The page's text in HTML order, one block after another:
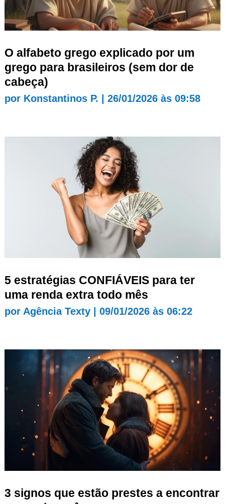
O alfabeto grego explicado por um
grego para brasileiros (sem dor de
cabeça)
por Konstantinos P. 26/01/2026 às 09:58
5 estratégias CONFIÁVEIS para ter
uma renda extra todo mês
por Agência Texty| 09/01/2026 às 06:22
3 signos que estão prestes a encontrar